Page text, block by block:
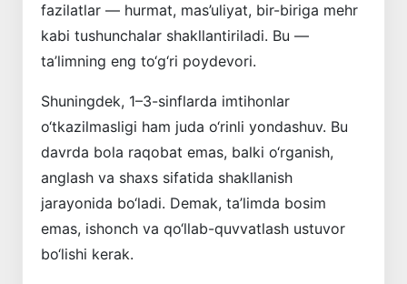
fazilatlar — hurmat, mas’uliyat, bir-biriga mehr
kabi tushunchalar shakllantiriladi. Bu —
ta’limning eng to‘g‘ri poydevori.
Shuningdek, 1–3-sinflarda imtihonlar
o‘tkazilmasligi ham juda o‘rinli yondashuv. Bu
davrda bola raqobat emas, balki o‘rganish,
anglash va shaxs sifatida shakllanish
jarayonida bo‘ladi. Demak, ta’limda bosim
emas, ishonch va qo‘llab-quvvatlash ustuvor
bo‘lishi kerak.